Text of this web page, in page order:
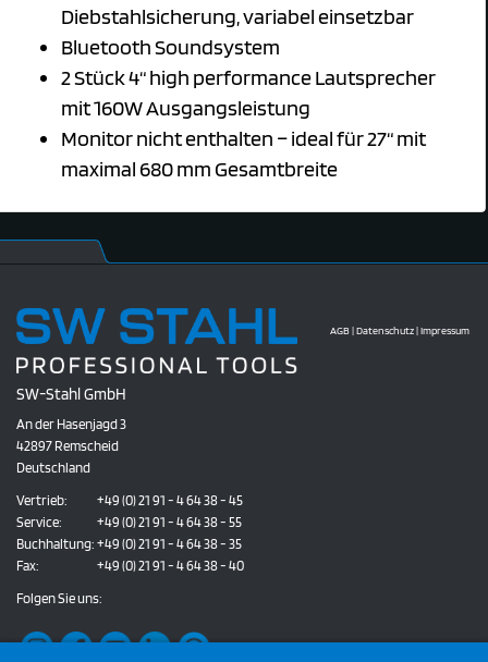
Diebstahlsicherung, variabel einsetzbar
Bluetooth Soundsystem
2 Stück 4“ high performance Lautsprecher
mit 160W Ausgangsleistung
Monitor nicht enthalten – ideal für 27“ mit
maximal 680 mm Gesamtbreite
AGB|Datenschutz|Impressum
SW-Stahl GmbH
An der Hasenjagd 3
42897 Remscheid
Deutschland
Vertrieb:
+49 (0) 21 91 - 4 64 38 - 45
Service:
+49 (0) 21 91 - 4 64 38 - 55
Buchhaltung: +49 (0) 21 91 - 4 64 38 - 35
Fax:
+49 (0) 21 91 - 4 64 38 - 40
Folgen Sie uns: